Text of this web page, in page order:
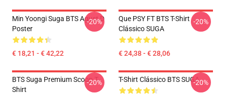
Min Yoongi Suga BTS Agust D
Poster
€ 18,21 - € 42,22
-20%
Que PSY FT BTS T-Shirt
Clássico SUGA
€ 24,38 - € 28,06
-20%
BTS Suga Premium Scoop T-
Shirt
-20% T-Shirt Clássico BTS SUGA-20%